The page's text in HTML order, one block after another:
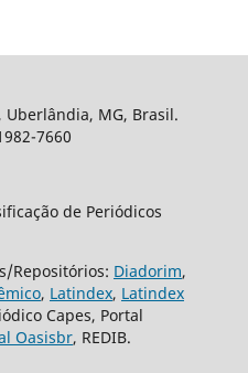
Uberlândia, MG, Brasil.
7660
de Periódicos
Repositórios: Diadorim,
, Latindex, Latindex
Capes, Portal
Oasisbr, REDIB.